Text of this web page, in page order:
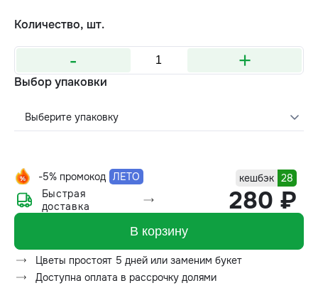
Количество, шт.
- +
Выбор упаковки
Выберите упаковку
-5% промокод ЛЕТО кешбэк 28
280 ₽
Быстрая
доставка
В корзину
Цветы простоят 5 дней или заменим букет
Доступна оплата в рассрочку долями